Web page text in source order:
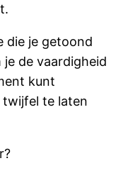
die je getoond
de vaardigheid
kunt
twijfel te laten